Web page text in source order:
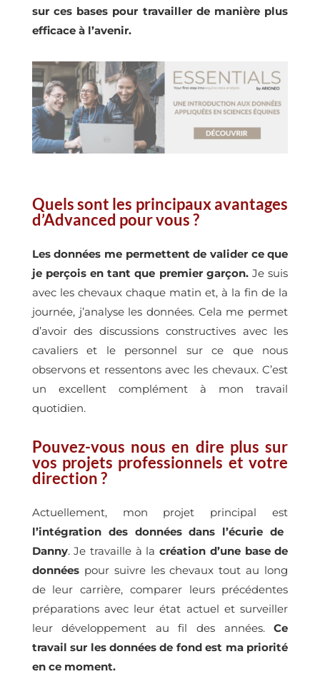
sur ces bases pour travailler de manière plus
efficace à l’avenir.
Quels sont les principaux avantages
d’Advanced pour vous ?
Les données me permettent de valider ce que
je perçois en tant que premier garçon.Je suis
avec les chevaux chaque matin et, à la fin de la
journée, j’analyse les données. Cela me permet
d’avoir des discussions constructives avec les
cavaliers et le personnel sur ce que nous
observons et ressentons avec les chevaux. C’est
un excellent complément à mon travail
quotidien.
Pouvez-vous nous en dire plus sur
vos projets professionnels et votre
direction ?
Actuellement, mon projet principal est
l’intégration des données dans l’écurie de
Danny. Je travaille à la création d’une base de
données pour suivre les chevaux tout au long
de leur carrière, comparer leurs précédentes
préparations avec leur état actuel et surveiller
leur développement au fil des années.Ce
travail sur les données de fond est ma priorité
en ce moment.